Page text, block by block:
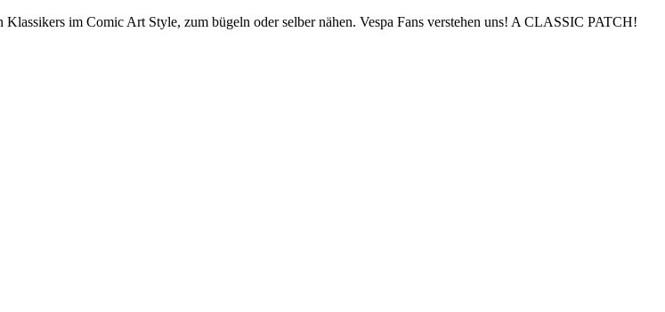
im Comic Art Style, zum bügeln oder selber nähen. Vespa Fans verstehen uns! A CLASSIC PATCH!